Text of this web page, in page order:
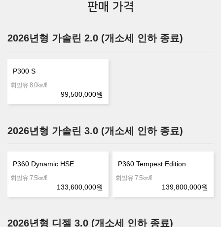
판매 가격
2026년형 가솔린 2.0 (개소세 인하 종료)
P300 S
휘발유 8.0㎞/ℓ
99,500,000원
2026년형 가솔린 3.0 (개소세 인하 종료)
P360 Dynamic HSE
휘발유 7.5㎞/ℓ
133,600,000원
P360 Tempest Edition
휘발유 7.5㎞/ℓ
139,800,000원
2026년형 디젤 3.0 (개소세 인하 종료)